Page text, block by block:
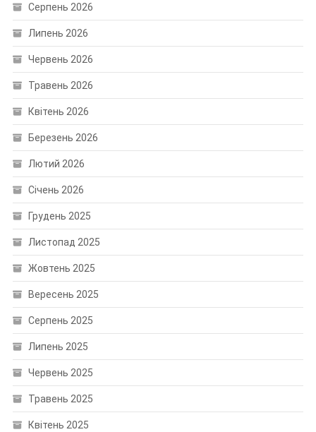
Серпень 2026
Липень 2026
Червень 2026
Травень 2026
Квітень 2026
Березень 2026
Лютий 2026
Січень 2026
Грудень 2025
Листопад 2025
Жовтень 2025
Вересень 2025
Серпень 2025
Липень 2025
Червень 2025
Травень 2025
Квітень 2025